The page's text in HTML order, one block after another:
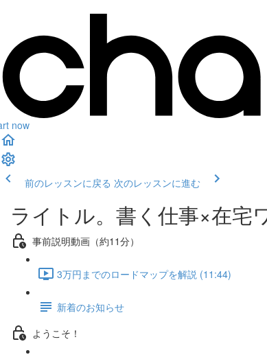
now
前のレッスンに戻る 次のレッスンに進む
ライトル。書く仕事×在宅
事前説明動画（約11分）
3万円までのロードマップを解説 (11:44)
新着のお知らせ
ようこそ！